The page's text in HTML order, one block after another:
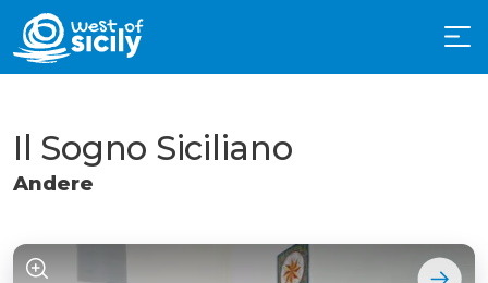
Il Sogno Siciliano
Andere